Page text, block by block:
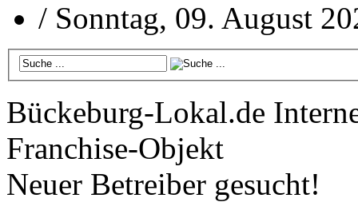
/ Sonntag, 09. August
Bückeburg-Lokal.de
Franchise-Objekt
Neuer Betreiber gesucht!